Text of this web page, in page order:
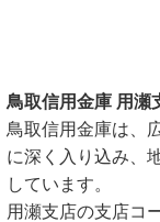
鳥取信用金庫 用瀬
鳥取信用金庫は、
に深く入り込み、
しています。
用瀬支店の支店コ